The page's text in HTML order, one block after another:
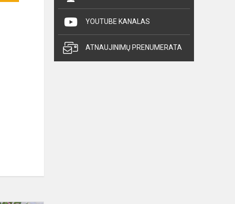
YOUTUBE KANALAS
ATNAUJINIMŲ PRENUMERATA